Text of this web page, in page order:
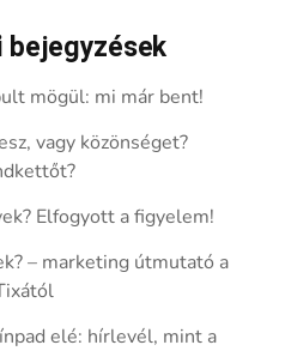
bejegyzések
mögül: mi már bent!
vagy közönséget?
Elfogyott a figyelem!
– marketing útmutató a
elé: hírlevél, mint a